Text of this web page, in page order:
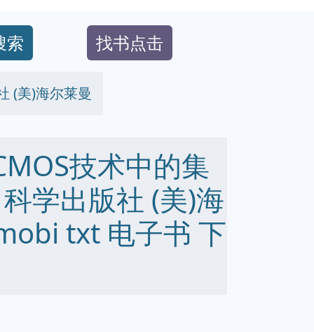
索 找书点击
(美)海尔莱曼
技术中的集
学出版社 (美)海
txt 电子书 下